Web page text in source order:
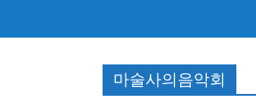
마술사의음악회